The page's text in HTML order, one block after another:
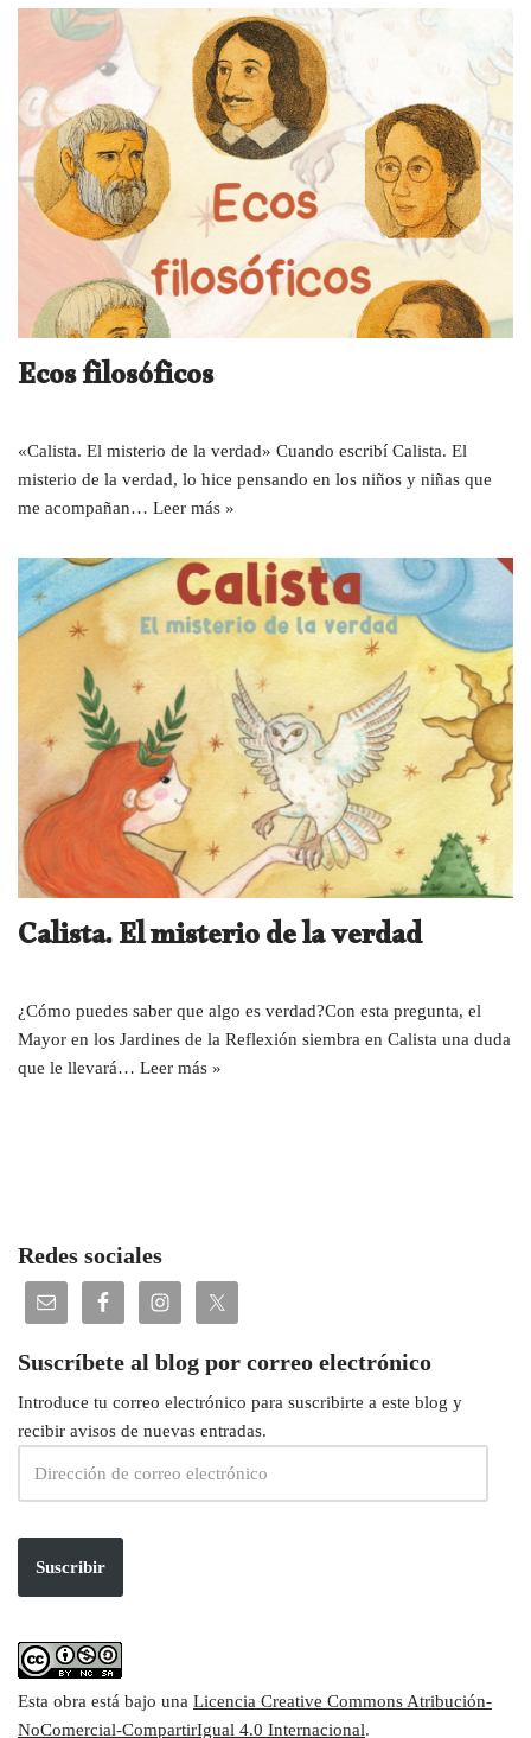
Ecos filosóficos
«Calista. El misterio de la verdad» Cuando escribí Calista. El
misterio de la verdad, lo hice pensando en los niños y niñas que
me acompañan… Leer más »
Calista. El misterio de la verdad
¿Cómo puedes saber que algo es verdad?Con esta pregunta, el
Mayor en los Jardines de la Reflexión siembra en Calista una duda
que le llevará… Leer más »
Redes sociales
Suscríbete al blog por correo electrónico
Introduce tu correo electrónico para suscribirte a este blog y
recibir avisos de nuevas entradas.
Suscribir
Esta obra está bajo una Licencia Creative Commons Atribución-
NoComercial-CompartirIgual 4.0 Internacional.